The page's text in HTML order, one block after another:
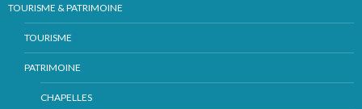
TOURISME & PATRIMOINE
TOURISME
PATRIMOINE
CHAPELLES